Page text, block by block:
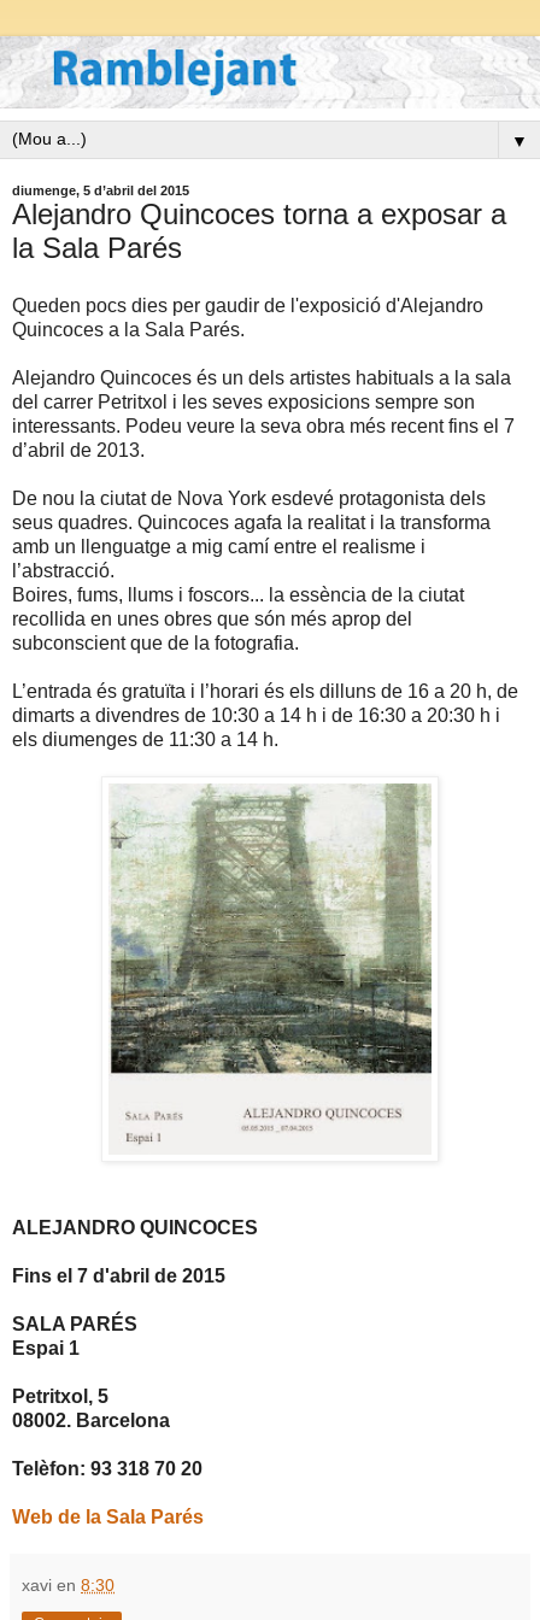
▼
diumenge, 5 d’abril del 2015
Alejandro Quincoces torna a exposar a
la Sala Parés
Queden pocs dies per gaudir de l'exposició d'Alejandro
Quincoces a la Sala Parés.
Alejandro Quincoces és un dels artistes habituals a la sala
del carrer Petritxol i les seves exposicions sempre son
interessants. Podeu veure la seva obra més recent fins el 7
d’abril de 2013.
De nou la ciutat de Nova York esdevé protagonista dels
seus quadres. Quincoces agafa la realitat i la transforma
amb un llenguatge a mig camí entre el realisme i
l’abstracció.
Boires, fums, llums i foscors... la essència de la ciutat
recollida en unes obres que són més aprop del
subconscient que de la fotografia.
L’entrada és gratuïta i l’horari és els dilluns de 16 a 20 h, de
dimarts a divendres de 10:30 a 14 h i de 16:30 a 20:30 h i
els diumenges de 11:30 a 14 h.
ALEJANDRO QUINCOCES
Fins el 7 d'abril de 2015
SALA PARÉS
Espai 1
Petritxol, 5
08002. Barcelona
Telèfon: 93 318 70 20
Web de la Sala Parés
xavi en 8:30